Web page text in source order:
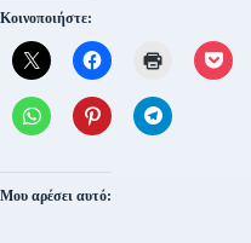
Κοινοποιήστε:
Μου αρέσει αυτό: